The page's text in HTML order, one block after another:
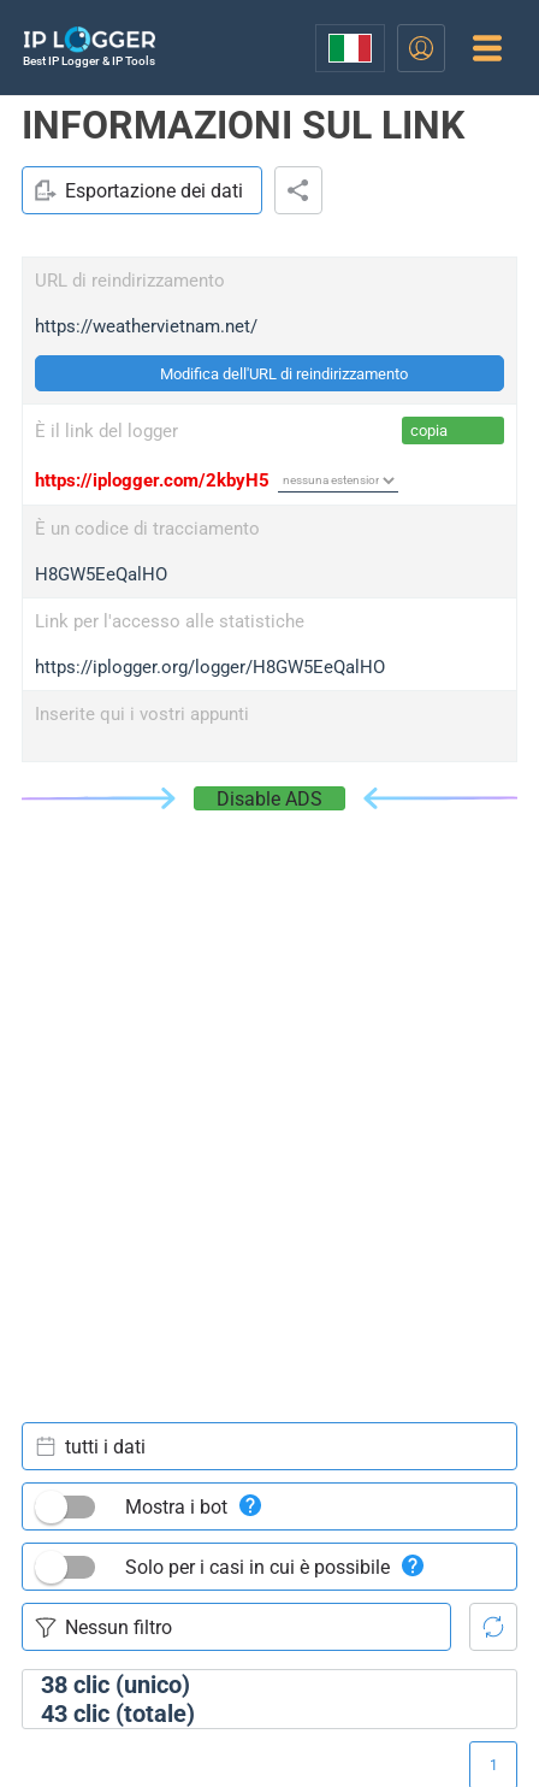
Best IP Logger & IP Tools
INFORMAZIONI SUL LINK
Esportazione dei dati
URL di reindirizzamento
https://weathervietnam.net/
Modifica dell'URL di reindirizzamento
È il link del logger copia
https://iplogger.com/2kbyH5
È un codice di tracciamento
H8GW5EeQalHO
Link per l'accesso alle statistiche
https://iplogger.org/logger/H8GW5EeQalHO
Inserite qui i vostri appunti
Disable ADS
38clic (unico)
43clic (totale)
tutti i dati
Mostra i bot
Solo per i casi in cui è possibile
1